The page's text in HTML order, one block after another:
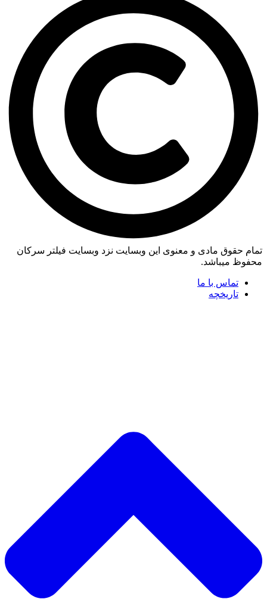
تمام حقوق مادی و معنوی این وبسایت نزد وبسایت فیلتر سرکان
محفوظ میباشد.
تماس با ما
تاریخچه